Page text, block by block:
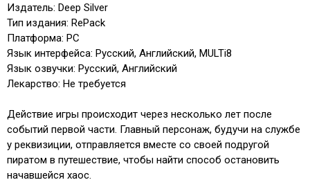
Издатель: Deep Silver
Тип издания: RePack
Платформа: PC
Язык интерфейса: Русский, Английский, MULTi8
Язык озвучки: Русский, Английский
Лекарство: Не требуется
Действие игры происходит через несколько лет после
событий первой части. Главный персонаж, будучи на службе
у реквизиции, отправляется вместе со своей подругой
пиратом в путешествие, чтобы найти способ остановить
начавшейся хаос.